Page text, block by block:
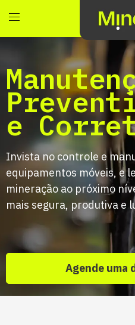
e
Invista no controle e
equipamentos móveis, e
mineração ao próximo
mais segura, produtiva e
Agende uma